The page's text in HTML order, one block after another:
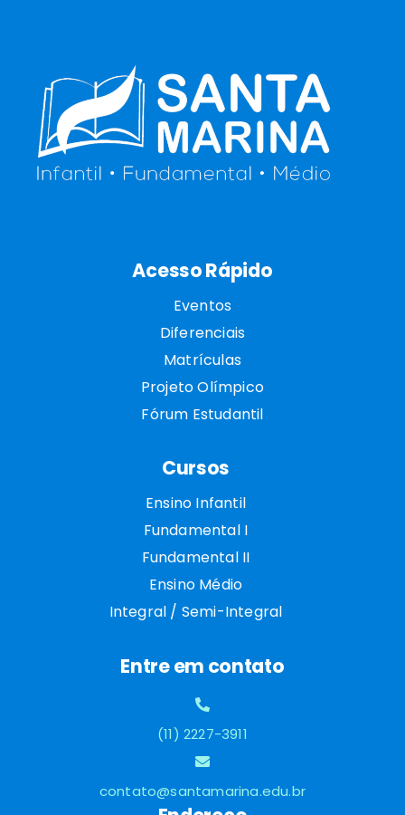
Acesso Rápido
Eventos
Diferenciais
Matrículas
Projeto Olímpico
Fórum Estudantil
Cursos
Ensino Infantil
Fundamental I
Fundamental II
Ensino Médio
Integral / Semi-Integral
Entre em contato
(11) 2227-3911
contato@santamarina.edu.br